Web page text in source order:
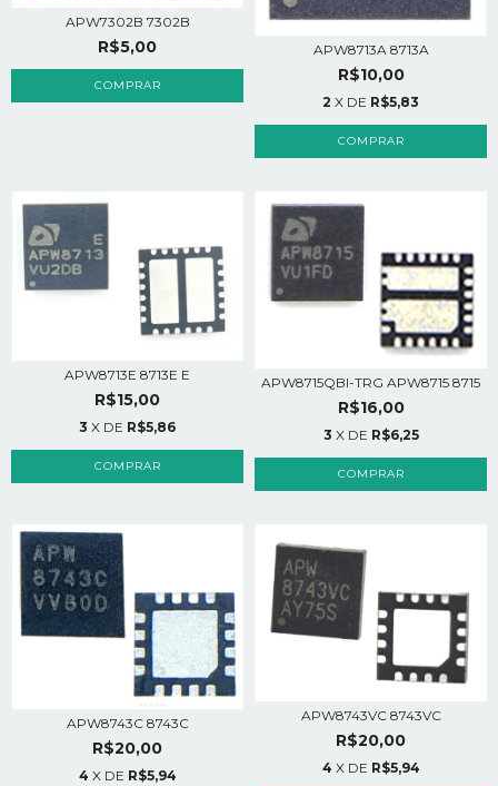
APW7302B 7302B
R$5,00 APW8713A 8713A
R$10,00
2 X DE R$5,83
APW8713E 8713E E
R$15,00
3 X DE R$5,86
APW8715QBI-TRG APW8715 8715
R$16,00
3 X DE R$6,25
APW8743C 8743C
R$20,00
4 X DE R$5,94
APW8743VC 8743VC
R$20,00
4 X DE R$5,94